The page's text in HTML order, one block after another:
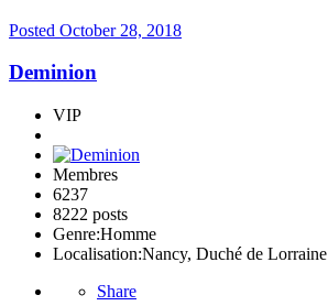
Posted October 28, 2018
Deminion
VIP
Membres
6237
8222 posts
Genre:Homme
Localisation:Nancy, Duché de Lorraine
Share